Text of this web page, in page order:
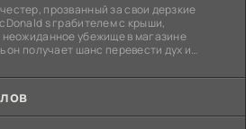
прозванный за свои дерзкие
s грабителем с крыши,
убежище в магазине
он получает шанс перевести дух и